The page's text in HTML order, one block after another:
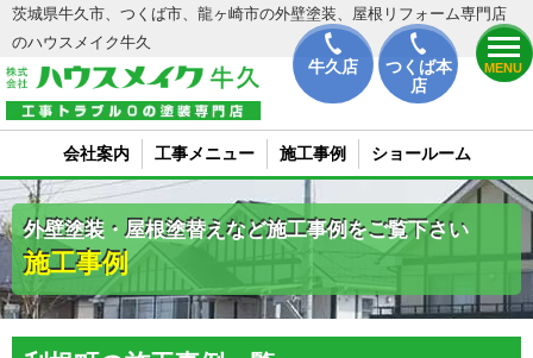
牛久店
つくば本
店
MENU
茨城県牛久市、つくば市、龍ヶ崎市の外壁塗装、屋根リフォーム専門店
のハウスメイク牛久
会社案内 工事メニュー 施工事例 ショールーム
外壁塗装・屋根塗替えなど施工事例をご覧下さい
施工事例